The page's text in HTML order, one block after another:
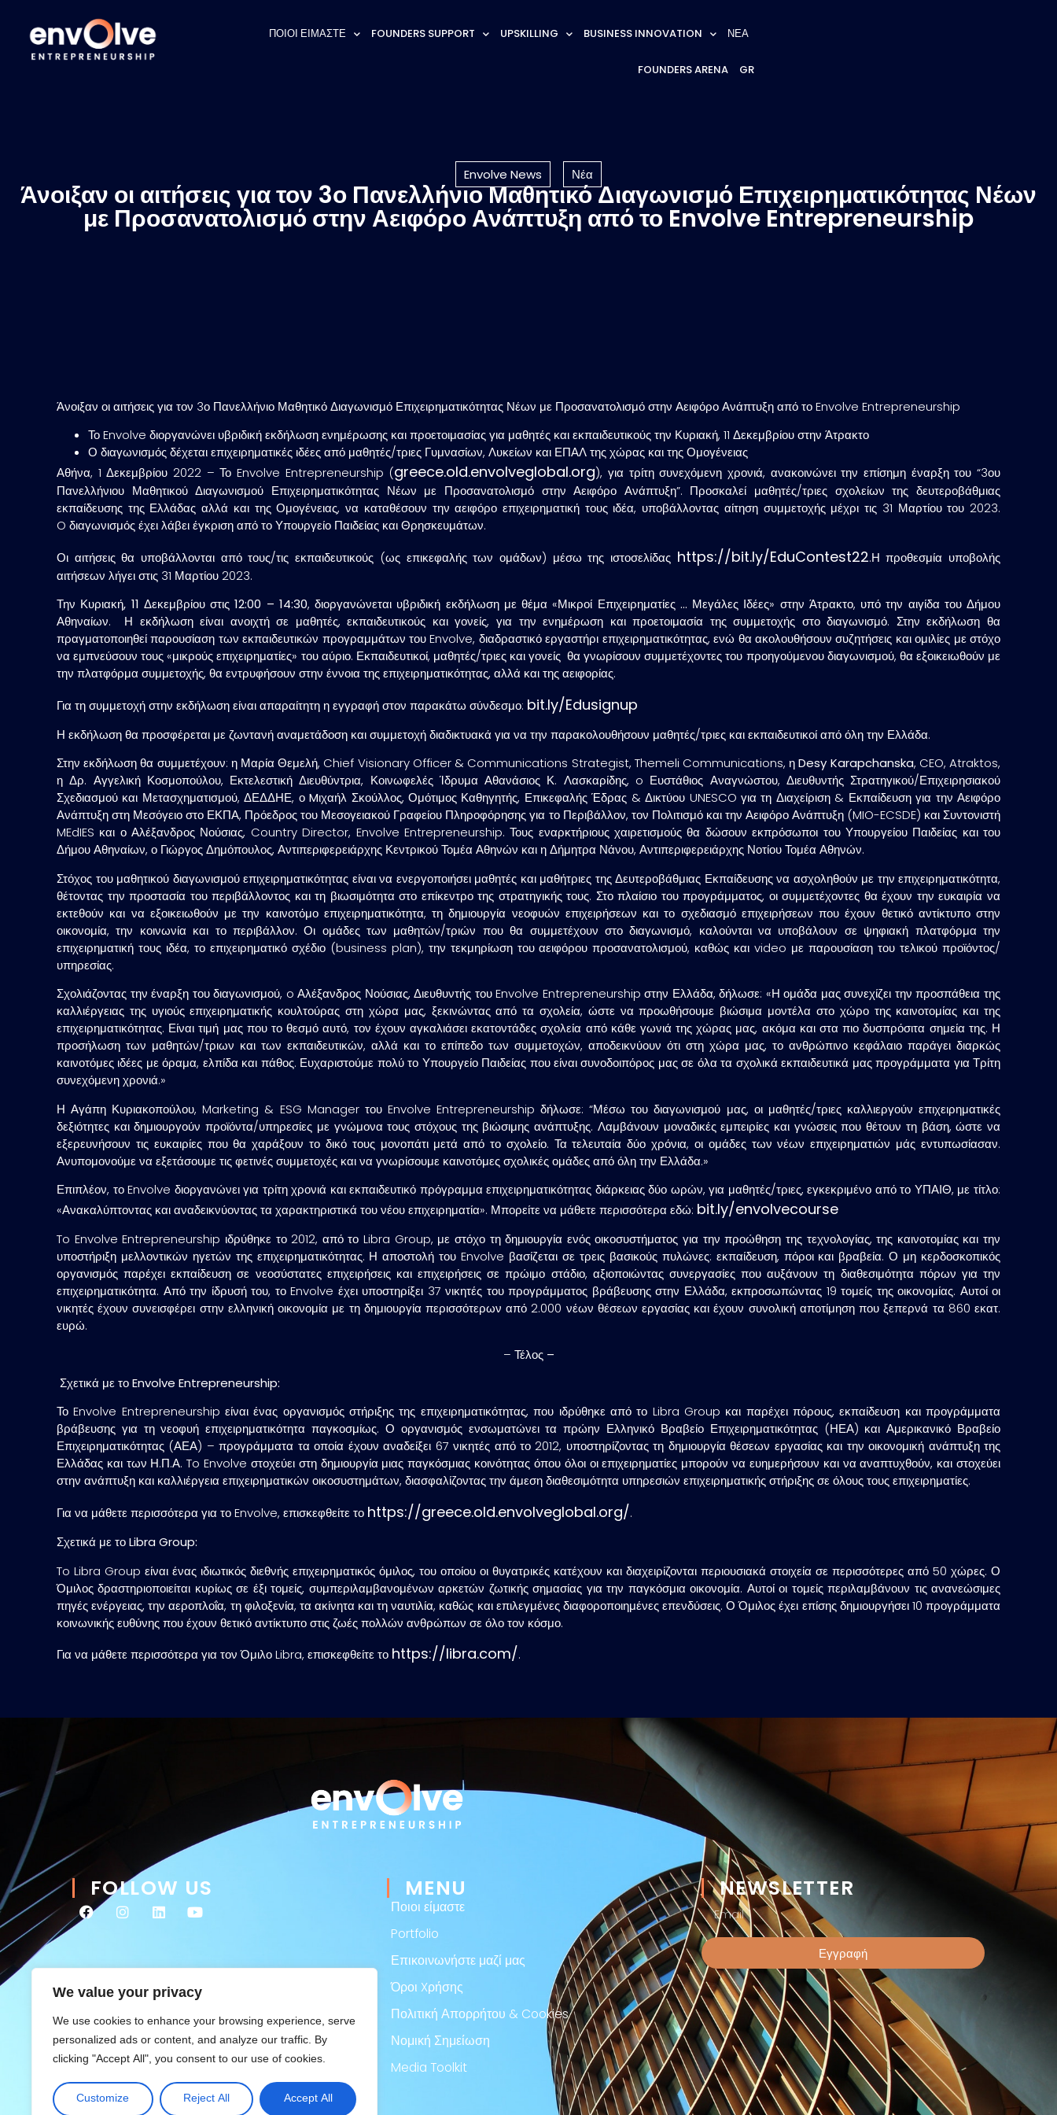
We value your privacy
We use cookies to enhance your browsing experience, serve
personalized ads or content, and analyze our traffic. By
clicking "Accept All", you consent to our use of cookies.
Customize Reject All Accept All
ΠΟΙΟΙ ΕΙΜΑΣΤΕ FOUNDERS SUPPORT UPSKILLING BUSINESS INNOVATION ΝΕΑ
FOUNDERS ARENA GR
Envolve News Νέα
Άνοιξαν οι αιτήσεις για τον 3ο Πανελλήνιο Μαθητικό Διαγωνισμό Επιχειρηματικότητας Νέων
με Προσανατολισμό στην Αειφόρο Ανάπτυξη από το Envolve Entrepreneurship
Άνοιξαν οι αιτήσεις για τον 3ο Πανελλήνιο Μαθητικό Διαγωνισμό Επιχειρηματικότητας Νέων με Προσανατολισμό στην Αειφόρο Ανάπτυξη από το Envolve Entrepreneurship
Το Envolve διοργανώνει υβριδική εκδήλωση ενημέρωσης και προετοιμασίας για μαθητές και εκπαιδευτικούς την Κυριακή, 11 Δεκεμβρίου στην Άτρακτο
Ο διαγωνισμός δέχεται επιχειρηματικές ιδέες από μαθητές/τριες Γυμνασίων, Λυκείων και ΕΠΑΛ της χώρας και της Ομογένειας
Αθήνα, 1 Δεκεμβρίου 2022 – Το Envolve Entrepreneurship (greece.old.envolveglobal.org), για τρίτη συνεχόμενη χρονιά, ανακοινώνει την επίσημη έναρξη του “3ου
Πανελλήνιου Μαθητικού Διαγωνισμού Επιχειρηματικότητας Νέων με Προσανατολισμό στην Αειφόρο Ανάπτυξη”. Προσκαλεί μαθητές/τριες σχολείων της δευτεροβάθμιας
εκπαίδευσης της Ελλάδας αλλά και της Ομογένειας, να καταθέσουν την αειφόρο επιχειρηματική τους ιδέα, υποβάλλοντας αίτηση συμμετοχής μέχρι τις 31 Μαρτίου του 2023.
O διαγωνισμός έχει λάβει έγκριση από το Υπουργείο Παιδείας και Θρησκευμάτων.
Οι αιτήσεις θα υποβάλλονται από τους/τις εκπαιδευτικούς (ως επικεφαλής των ομάδων) μέσω της ιστοσελίδας https://bit.ly/EduContest22.Η προθεσμία υποβολής
αιτήσεων λήγει στις 31 Μαρτίου 2023.
Την Κυριακή, 11 Δεκεμβρίου στις 12:00 – 14:30, διοργανώνεται υβριδική εκδήλωση με θέμα «Μικροί Επιχειρηματίες … Μεγάλες Ιδέες» στην Άτρακτο, υπό την αιγίδα του Δήμου
Αθηναίων. Η εκδήλωση είναι ανοιχτή σε μαθητές, εκπαιδευτικούς και γονείς, για την ενημέρωση και προετοιμασία της συμμετοχής στο διαγωνισμό. Στην εκδήλωση θα
πραγματοποιηθεί παρουσίαση των εκπαιδευτικών προγραμμάτων του Envolve, διαδραστικό εργαστήρι επιχειρηματικότητας, ενώ θα ακολουθήσουν συζητήσεις και ομιλίες με στόχο
να εμπνεύσουν τους «μικρούς επιχειρηματίες» του αύριο. Εκπαιδευτικοί, μαθητές/τριες και γονείς θα γνωρίσουν συμμετέχοντες του προηγούμενου διαγωνισμού, θα εξοικειωθούν με
την πλατφόρμα συμμετοχής, θα εντρυφήσουν στην έννοια της επιχειρηματικότητας, αλλά και της αειφορίας.
Για τη συμμετοχή στην εκδήλωση είναι απαραίτητη η εγγραφή στον παρακάτω σύνδεσμο: bit.ly/Edusignup
Η εκδήλωση θα προσφέρεται με ζωντανή αναμετάδοση και συμμετοχή διαδικτυακά για να την παρακολουθήσουν μαθητές/τριες και εκπαιδευτικοί από όλη την Ελλάδα.
Στην εκδήλωση θα συμμετέχουν: η Μαρία Θεμελή, Chief Visionary Officer & Communications Strategist, Themeli Communications, ηDesy Karapchanska, CEO, Atraktos,
η Δρ. Αγγελική Κοσμοπούλου, Εκτελεστική Διευθύντρια, Κοινωφελές Ίδρυμα Αθανάσιος Κ. Λασκαρίδης, o Ευστάθιος Αναγνώστου, Διευθυντής Στρατηγικού/Επιχειρησιακού
Σχεδιασμού και Μετασχηματισμού, ΔΕΔΔΗΕ, οMιχαήλ Σκούλλος, Ομότιμος Καθηγητής, Επικεφαλής Έδρας & Δικτύου UNESCO για τη Διαχείριση & Εκπαίδευση για την Αειφόρο
Ανάπτυξη στη Μεσόγειο στο ΕΚΠΑ, Πρόεδρος του Μεσογειακού Γραφείου Πληροφόρησης για το Περιβάλλον, τον Πολιτισμό και την Αειφόρο Ανάπτυξη (MIO-ECSDE) και Συντονιστή
MEdIES και οΑλέξανδρος Νούσιας, Country Director, Envolve Entrepreneurship. Τους εναρκτήριους χαιρετισμούς θα δώσουν εκπρόσωποι του Υπουργείου Παιδείας και του
Δήμου Αθηναίων, ο Γιώργος Δημόπουλος, Αντιπεριφερειάρχης Κεντρικού Τομέα Αθηνών και η Δήμητρα Νάνου, Αντιπεριφερειάρχης Νοτίου Τομέα Αθηνών.
Στόχος του μαθητικού διαγωνισμού επιχειρηματικότητας είναι να ενεργοποιήσει μαθητές και μαθήτριες της Δευτεροβάθμιας Εκπαίδευσης να ασχοληθούν με την επιχειρηματικότητα,
θέτοντας την προστασία του περιβάλλοντος και τη βιωσιμότητα στο επίκεντρο της στρατηγικής τους. Στο πλαίσιο του προγράμματος, οι συμμετέχοντες θα έχουν την ευκαιρία να
εκτεθούν και να εξοικειωθούν με την καινοτόμο επιχειρηματικότητα, τη δημιουργία νεοφυών επιχειρήσεων και το σχεδιασμό επιχειρήσεων που έχουν θετικό αντίκτυπο στην
οικονομία, την κοινωνία και το περιβάλλον. Οι ομάδες των μαθητών/τριών που θα συμμετέχουν στο διαγωνισμό, καλούνται να υποβάλουν σε ψηφιακή πλατφόρμα την
επιχειρηματική τους ιδέα, το επιχειρηματικό σχέδιο (business plan), την τεκμηρίωση του αειφόρου προσανατολισμού, καθώς και video με παρουσίαση του τελικού προϊόντος/
υπηρεσίας.
Σχολιάζοντας την έναρξη του διαγωνισμού, o Αλέξανδρος Νούσιας, Διευθυντής του Envolve Entrepreneurship στην Ελλάδα, δήλωσε: «Η ομάδα μας συνεχίζει την προσπάθεια της
καλλιέργειας της υγιούς επιχειρηματικής κουλτούρας στη χώρα μας, ξεκινώντας από τα σχολεία, ώστε να προωθήσουμε βιώσιμα μοντέλα στο χώρο της καινοτομίας και της
επιχειρηματικότητας. Είναι τιμή μας που το θεσμό αυτό, τον έχουν αγκαλιάσει εκατοντάδες σχολεία από κάθε γωνιά της χώρας μας, ακόμα και στα πιο δυσπρόσιτα σημεία της. Η
προσήλωση των μαθητών/τριων και των εκπαιδευτικών, αλλά και το επίπεδο των συμμετοχών, αποδεικνύουν ότι στη χώρα μας, το ανθρώπινο κεφάλαιο παράγει διαρκώς
καινοτόμες ιδέες με όραμα, ελπίδα και πάθος. Ευχαριστούμε πολύ το Υπουργείο Παιδείας που είναι συνοδοιπόρος μας σε όλα τα σχολικά εκπαιδευτικά μας προγράμματα για Τρίτη
συνεχόμενη χρονιά.»
Η Αγάπη Κυριακοπούλου, Marketing & ESG Manager του Envolve Entrepreneurship δήλωσε: “Μέσω του διαγωνισμού μας, οι μαθητές/τριες καλλιεργούν επιχειρηματικές
δεξιότητες και δημιουργούν προϊόντα/υπηρεσίες με γνώμονα τους στόχους της βιώσιμης ανάπτυξης. Λαμβάνουν μοναδικές εμπειρίες και γνώσεις που θέτουν τη βάση, ώστε να
εξερευνήσουν τις ευκαιρίες που θα χαράξουν το δικό τους μονοπάτι μετά από το σχολείο. Τα τελευταία δύο χρόνια, οι ομάδες των νέων επιχειρηματιών μάς εντυπωσίασαν.
Ανυπομονούμε να εξετάσουμε τις φετινές συμμετοχές και να γνωρίσουμε καινοτόμες σχολικές ομάδες από όλη την Ελλάδα.»
Επιπλέον, το Envolve διοργανώνει για τρίτη χρονιά και εκπαιδευτικό πρόγραμμα επιχειρηματικότητας διάρκειας δύο ωρών, για μαθητές/τριες, εγκεκριμένο από το ΥΠΑΙΘ, με τίτλο:
«Ανακαλύπτοντας και αναδεικνύοντας τα χαρακτηριστικά του νέου επιχειρηματία». Μπορείτε να μάθετε περισσότερα εδώ: bit.ly/envolvecourse
To Envolve Entrepreneurship ιδρύθηκε το 2012, από το Libra Group, με στόχο τη δημιουργία ενός οικοσυστήματος για την προώθηση της τεχνολογίας, της καινοτομίας και την
υποστήριξη μελλοντικών ηγετών της επιχειρηματικότητας. Η αποστολή του Envolve βασίζεται σε τρεις βασικούς πυλώνες: εκπαίδευση, πόροι και βραβεία. Ο μη κερδοσκοπικός
οργανισμός παρέχει εκπαίδευση σε νεοσύστατες επιχειρήσεις και επιχειρήσεις σε πρώιμο στάδιο, αξιοποιώντας συνεργασίες που αυξάνουν τη διαθεσιμότητα πόρων για την
επιχειρηματικότητα. Από την ίδρυσή του, το Envolve έχει υποστηρίξει 37 νικητές του προγράμματος βράβευσης στην Ελλάδα, εκπροσωπώντας 19 τομείς της οικονομίας. Αυτοί οι
νικητές έχουν συνεισφέρει στην ελληνική οικονομία με τη δημιουργία περισσότερων από 2.000 νέων θέσεων εργασίας και έχουν συνολική αποτίμηση που ξεπερνά τα 860 εκατ.
ευρώ.
– Τέλος –
Σχετικά με το Envolve Entrepreneurship:
Το Envolve Entrepreneurship είναι ένας οργανισμός στήριξης της επιχειρηματικότητας, που ιδρύθηκε από το Libra Group και παρέχει πόρους, εκπαίδευση και προγράμματα
βράβευσης για τη νεοφυή επιχειρηματικότητα παγκοσμίως. Ο οργανισμός ενσωματώνει τα πρώην Ελληνικό Βραβείο Επιχειρηματικότητας (ΗΕΑ) και Αμερικανικό Βραβείο
Επιχειρηματικότητας (ΑΕΑ) – προγράμματα τα οποία έχουν αναδείξει 67 νικητές από το 2012, υποστηρίζοντας τη δημιουργία θέσεων εργασίας και την οικονομική ανάπτυξη της
Ελλάδας και των Η.Π.Α. To Envolve στοχεύει στη δημιουργία μιας παγκόσμιας κοινότητας όπου όλοι οι επιχειρηματίες μπορούν να ευημερήσουν και να αναπτυχθούν, και στοχεύει
στην ανάπτυξη και καλλιέργεια επιχειρηματικών οικοσυστημάτων, διασφαλίζοντας την άμεση διαθεσιμότητα υπηρεσιών επιχειρηματικής στήριξης σε όλους τους επιχειρηματίες.
Για να μάθετε περισσότερα για το Envolve, επισκεφθείτε το https://greece.old.envolveglobal.org/.
Σχετικά με τοLibra Group:
To Libra Group είναι ένας ιδιωτικός διεθνής επιχειρηματικός όμιλος, του οποίου οι θυγατρικές κατέχουν και διαχειρίζονται περιουσιακά στοιχεία σε περισσότερες από 50 χώρες. Ο
Όμιλος δραστηριοποιείται κυρίως σε έξι τομείς, συμπεριλαμβανομένων αρκετών ζωτικής σημασίας για την παγκόσμια οικονομία. Αυτοί οι τομείς περιλαμβάνουν τις ανανεώσιμες
πηγές ενέργειας, την αεροπλοΐα, τη φιλοξενία, τα ακίνητα και τη ναυτιλία, καθώς και επιλεγμένες διαφοροποιημένες επενδύσεις. Ο Όμιλος έχει επίσης δημιουργήσει 10 προγράμματα
κοινωνικής ευθύνης που έχουν θετικό αντίκτυπο στις ζωές πολλών ανθρώπων σε όλο τον κόσμο.
Για να μάθετε περισσότερα για τον Όμιλο Libra, επισκεφθείτε το https://libra.com/.
FOLLOW US MENU
Ποιοι είμαστε
Portfolio
Επικοινωνήστε μαζί μας
Όροι Xρήσης
Πολιτική Απορρήτου & Cookies
Νομική Σημείωση
Media Toolkit
NEWSLETTER
Εγγραφή